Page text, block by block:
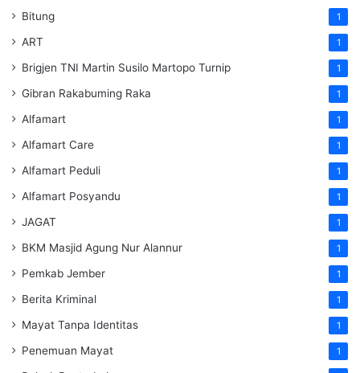
Bitung 1
ART 1
Brigjen TNI Martin Susilo Martopo Turnip 1
Gibran Rakabuming Raka 1
Alfamart 1
Alfamart Care 1
Alfamart Peduli 1
Alfamart Posyandu 1
JAGAT 1
BKM Masjid Agung Nur Alannur 1
Pemkab Jember 1
Berita Kriminal 1
Mayat Tanpa Identitas 1
Penemuan Mayat 1